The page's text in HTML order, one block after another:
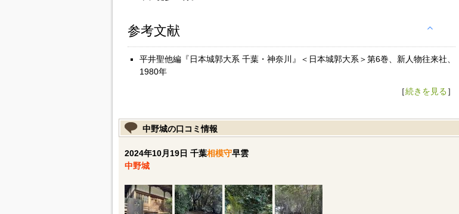
参考文献
平井聖他編『日本城郭大系 千葉・神奈川』＜日本城郭大系＞第6巻、新人物往来社、
1980年
［続きを見る］
中野城の口コミ情報
2024年10月19日 千葉相模守早雲
中野城